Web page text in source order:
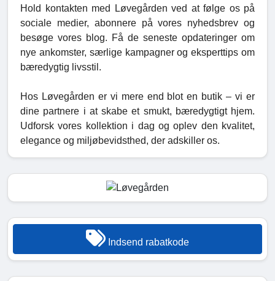
Hold kontakten med Løvegården ved at følge os på
sociale medier, abonnere på vores nyhedsbrev og
besøge vores blog. Få de seneste opdateringer om
nye ankomster, særlige kampagner og eksperttips om
bæredygtig livsstil.
Hos Løvegården er vi mere end blot en butik – vi er
dine partnere i at skabe et smukt, bæredygtigt hjem.
Udforsk vores kollektion i dag og oplev den kvalitet,
elegance og miljøbevidsthed, der adskiller os.
Indsend rabatkode